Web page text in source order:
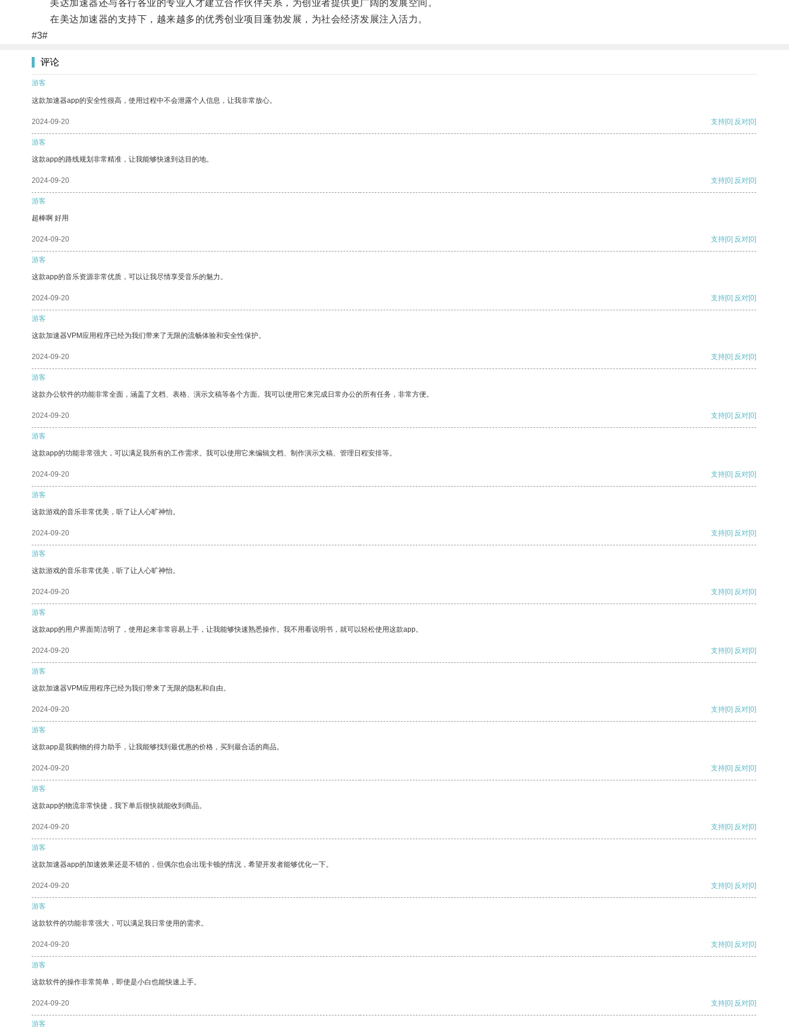
美达加速器还与各行各业的专业人才建立合作伙伴关系，为创业者提供更广阔的发展空间。
在美达加速器的支持下，越来越多的优秀创业项目蓬勃发展，为社会经济发展注入活力。
#3#
评论
游客
这款加速器app的安全性很高，使用过程中不会泄露个人信息，让我非常放心。
2024-09-20 支持[0] 反对[0]
游客
这款app的路线规划非常精准，让我能够快速到达目的地。
2024-09-20 支持[0] 反对[0]
游客
超棒啊 好用
2024-09-20 支持[0] 反对[0]
游客
这款app的音乐资源非常优质，可以让我尽情享受音乐的魅力。
2024-09-20 支持[0] 反对[0]
游客
这款加速器VPM应用程序已经为我们带来了无限的流畅体验和安全性保护。
2024-09-20 支持[0] 反对[0]
游客
这款办公软件的功能非常全面，涵盖了文档、表格、演示文稿等各个方面。我可以使用它来完成日常办公的所有任务，非常方便。
2024-09-20 支持[0] 反对[0]
游客
这款app的功能非常强大，可以满足我所有的工作需求。我可以使用它来编辑文档、制作演示文稿、管理日程安排等。
2024-09-20 支持[0] 反对[0]
游客
这款游戏的音乐非常优美，听了让人心旷神怡。
2024-09-20 支持[0] 反对[0]
游客
这款游戏的音乐非常优美，听了让人心旷神怡。
2024-09-20 支持[0] 反对[0]
游客
这款app的用户界面简洁明了，使用起来非常容易上手，让我能够快速熟悉操作。我不用看说明书，就可以轻松使用这款app。
2024-09-20 支持[0] 反对[0]
游客
这款加速器VPM应用程序已经为我们带来了无限的隐私和自由。
2024-09-20 支持[0] 反对[0]
游客
这款app是我购物的得力助手，让我能够找到最优惠的价格，买到最合适的商品。
2024-09-20 支持[0] 反对[0]
游客
这款app的物流非常快捷，我下单后很快就能收到商品。
2024-09-20 支持[0] 反对[0]
游客
这款加速器app的加速效果还是不错的，但偶尔也会出现卡顿的情况，希望开发者能够优化一下。
2024-09-20 支持[0] 反对[0]
游客
这款软件的功能非常强大，可以满足我日常使用的需求。
2024-09-20 支持[0] 反对[0]
游客
这款软件的操作非常简单，即使是小白也能快速上手。
2024-09-20 支持[0] 反对[0]
游客